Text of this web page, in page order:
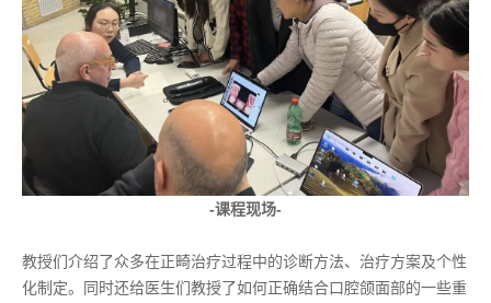
-课程现场-
教授们介绍了众多在正畸治疗过程中的诊断方法、治疗方案及个性
化制定。同时还给医生们教授了如何正确结合口腔颌面部的一些重